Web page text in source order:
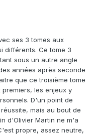
ses 3 tomes aux
différents. Ce tome 3
sous un autre angle
années après seconde
que ce troisième tome
les enjeux y
D'un point de
mais au bout de
d'Olivier Martin ne m'a
propre, assez neutre,